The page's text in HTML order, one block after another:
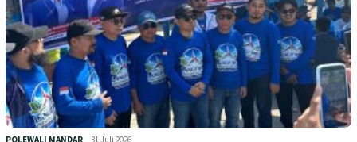
POLEWALI MANDAR 31 Juli 2026